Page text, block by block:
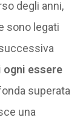
degli anni,
sono legati
ogni essere
superata
una